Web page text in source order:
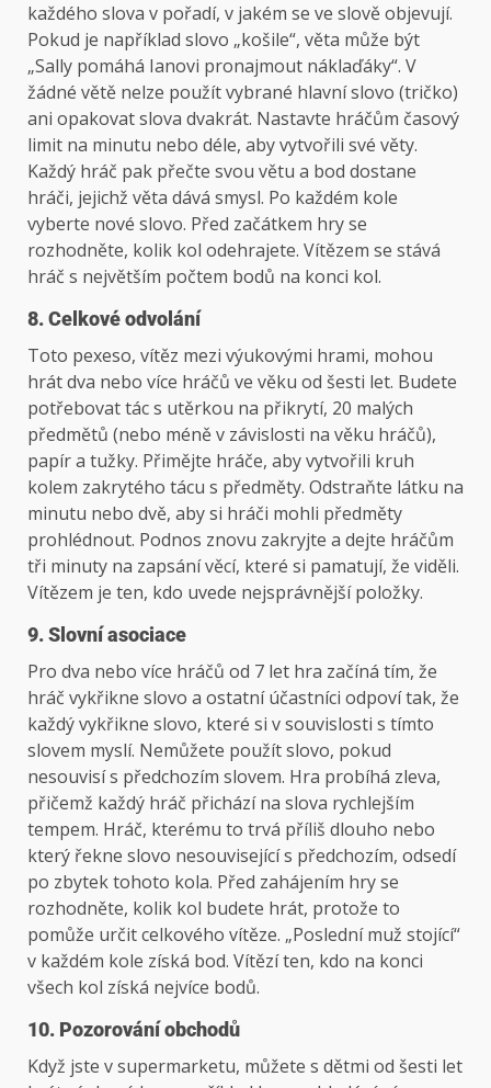
každého slova v pořadí, v jakém se ve slově objevují.
Pokud je například slovo „košile“, věta může být
„Sally pomáhá Ianovi pronajmout náklaďáky“. V
žádné větě nelze použít vybrané hlavní slovo (tričko)
ani opakovat slova dvakrát. Nastavte hráčům časový
limit na minutu nebo déle, aby vytvořili své věty.
Každý hráč pak přečte svou větu a bod dostane
hráči, jejichž věta dává smysl. Po každém kole
vyberte nové slovo. Před začátkem hry se
rozhodněte, kolik kol odehrajete. Vítězem se stává
hráč s největším počtem bodů na konci kol.
8. Celkové odvolání
Toto pexeso, vítěz mezi výukovými hrami, mohou
hrát dva nebo více hráčů ve věku od šesti let. Budete
potřebovat tác s utěrkou na přikrytí, 20 malých
předmětů (nebo méně v závislosti na věku hráčů),
papír a tužky. Přimějte hráče, aby vytvořili kruh
kolem zakrytého tácu s předměty. Odstraňte látku na
minutu nebo dvě, aby si hráči mohli předměty
prohlédnout. Podnos znovu zakryjte a dejte hráčům
tři minuty na zapsání věcí, které si pamatují, že viděli.
Vítězem je ten, kdo uvede nejsprávnější položky.
9. Slovní asociace
Pro dva nebo více hráčů od 7 let hra začíná tím, že
hráč vykřikne slovo a ostatní účastníci odpoví tak, že
každý vykřikne slovo, které si v souvislosti s tímto
slovem myslí. Nemůžete použít slovo, pokud
nesouvisí s předchozím slovem. Hra probíhá zleva,
přičemž každý hráč přichází na slova rychlejším
tempem. Hráč, kterému to trvá příliš dlouho nebo
který řekne slovo nesouvisející s předchozím, odsedí
po zbytek tohoto kola. Před zahájením hry se
rozhodněte, kolik kol budete hrát, protože to
pomůže určit celkového vítěze. „Poslední muž stojící“
v každém kole získá bod. Vítězí ten, kdo na konci
všech kol získá nejvíce bodů.
10. Pozorování obchodů
Když jste v supermarketu, můžete s dětmi od šesti let